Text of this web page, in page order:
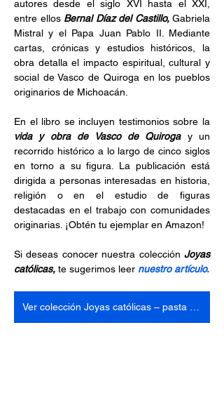
autores desde el siglo XVI hasta el XXI,
entre ellos Bernal Díaz del Castillo, Gabriela
Mistral y el Papa Juan Pablo II. Mediante
cartas, crónicas y estudios históricos, la
obra detalla el impacto espiritual, cultural y
social de Vasco de Quiroga en los pueblos
originarios de Michoacán.
vida y obra de Vasco de Quiroga y un
recorrido histórico a lo largo de cinco siglos
en torno a su figura. La publicación está
dirigida a personas interesadas en historia,
religión o en el estudio de figuras
destacadas en el trabajo con comunidades
originarias. ¡Obtén tu ejemplar en Amazon!
Si deseas conocer nuestra colección Joyas
católicas, te sugerimos leer nuestro artículo.